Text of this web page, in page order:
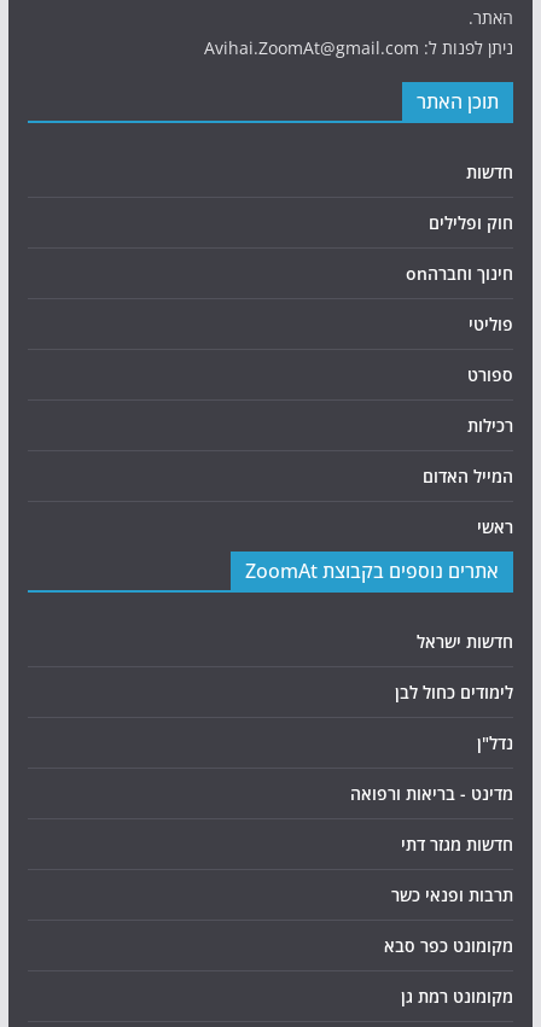
האתר.
ניתן לפנות ל: Avihai.ZoomAt@gmail.com
תוכן האתר
חדשות
חוק ופלילים
חינוך וחברהon
פוליטי
ספורט
רכילות
המייל האדום
ראשי
אתרים נוספים בקבוצת ZoomAt
חדשות ישראל
לימודים כחול לבן
נדל"ן
מדינט - בריאות ורפואה
חדשות מגזר דתי
תרבות ופנאי כשר
מקומונט כפר סבא
מקומונט רמת גן